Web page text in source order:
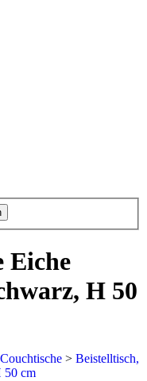
Eiche
H 50
Couchtische > Beistelltisch,
50 cm